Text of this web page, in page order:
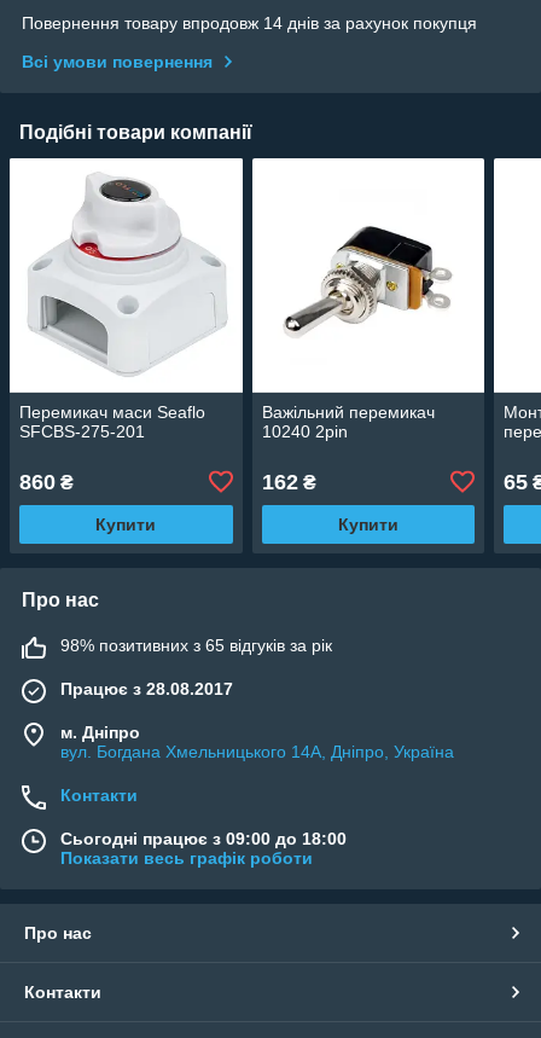
Повернення товару впродовж 14 днів за рахунок покупця
Всі умови повернення
Подібні товари компанії
Перемикач маси Seaflo
SFCBS-275-201
860 ₴
Купити
Важільний перемикач
10240 2pin
162₴
Купити
65
Про нас
98% позитивних з 65 відгуків за рік
Працює з 28.08.2017
м. Дніпро
вул. Богдана Хмельницького 14А, Дніпро, Україна
Контакти
Сьогодні працює з 09:00 до 18:00
Показати весь графік роботи
Про нас
Контакти